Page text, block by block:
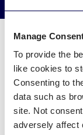
Manage
To provide the
like cookies to
Consenting to
data such as
site. Not
adversely affect
Welche
verfügbar?
Palettenversand